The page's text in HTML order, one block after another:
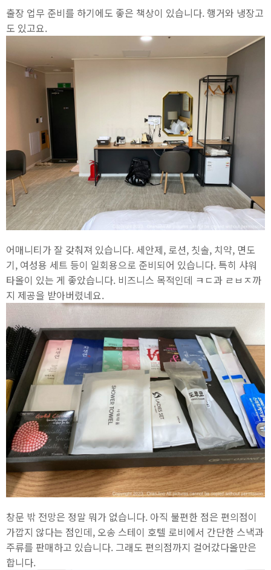
출장 업무 준비를 하기에도 좋은 책상이 있습니다. 행거와 냉장고
도 있고요.
어매니티가 잘 갖춰져 있습니다. 세안제, 로션, 칫솔, 치약, 면도
기, 여성용 세트 등이 일회용으로 준비되어 있습니다. 특히 샤워
타올이 있는 게 좋았습니다. 비즈니스 목적인데 ㅋㄷ과 ㄹㅂㅈ까
지 제공을 받아버렸네요.
창문 밖 전망은 정말 뭐가 없습니다. 아직 불편한 점은 편의점이
가깝지 않다는 점인데, 오송 스테이 호텔 로비에서 간단한 스낵과
주류를 판매하고 있습니다. 그래도 편의점까지 걸어갔다올만은
합니다.